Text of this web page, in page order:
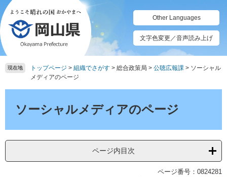
ペ
ー
ジ
の
先
頭
メ
ニ
ュ
ー
を
飛
て
Other Languages
文字色変更／音声読み上げ
現在地 トップページ > 組織でさがす > 総合政策局 > 公聴広報課 > ソーシャル
メディアのページ
ソーシャルメディアのページ
ページ内目次
ページ番号：0824281